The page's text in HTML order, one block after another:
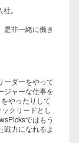
。
是非一緒に働き
ーダーをやって
ジャーな仕事を
やったりして
クリードとし
ではもう
戦力になれるよ